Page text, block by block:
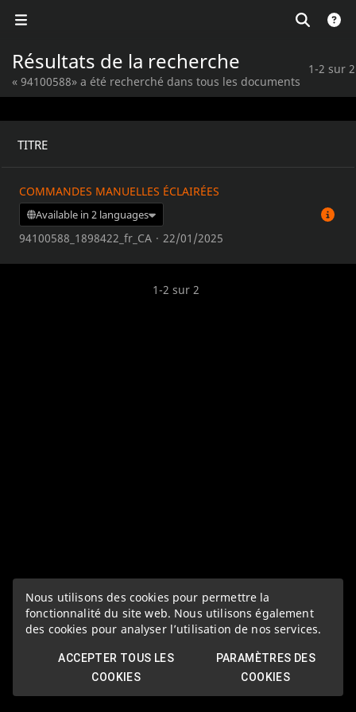
Nous utilisons des cookies pour permettre la
fonctionnalité du site web. Nous utilisons également
des cookies pour analyser l’utilisation de nos services.
ACCEPTER TOUS LES
COOKIES
PARAMÈTRES DES
COOKIES
Résultats de la recherche
« 94100588» a été recherché dans tous les documents
1-2 sur 2
TITRE
COMMANDES MANUELLES ÉCLAIRÉES
Available in 2 languages
94100588_1898422_fr_CA · 22/01/2025
1-2 sur 2